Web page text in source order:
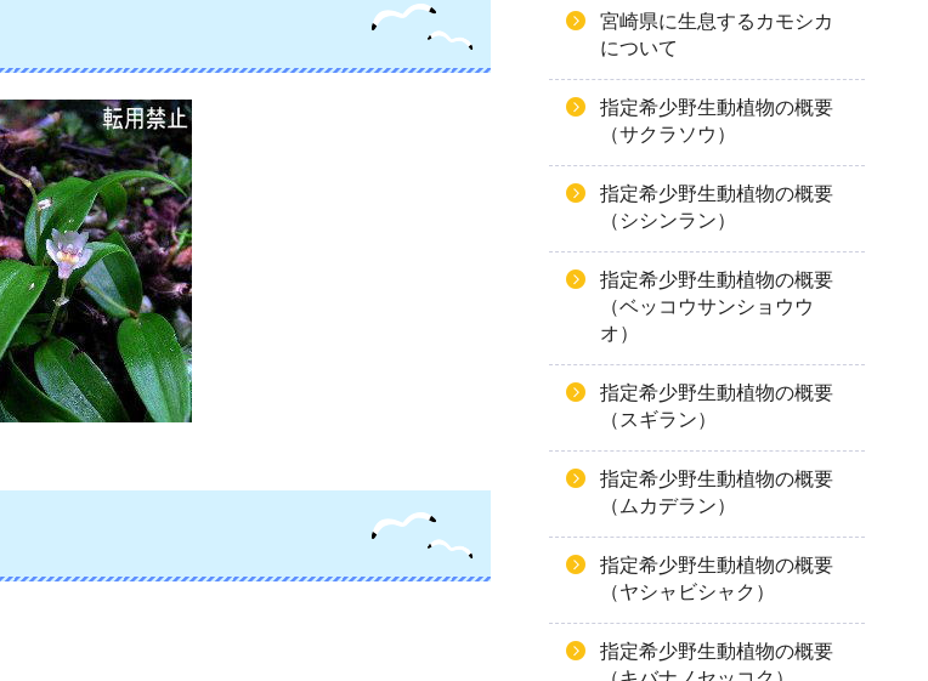
宮崎県に生息するカモシカ
について
指定希少野生動植物の概要
（サクラソウ）
指定希少野生動植物の概要
（シシンラン）
指定希少野生動植物の概要
（ベッコウサンショウウ
オ）
指定希少野生動植物の概要
（スギラン）
指定希少野生動植物の概要
（ムカデラン）
指定希少野生動植物の概要
（ヤシャビシャク）
指定希少野生動植物の概要